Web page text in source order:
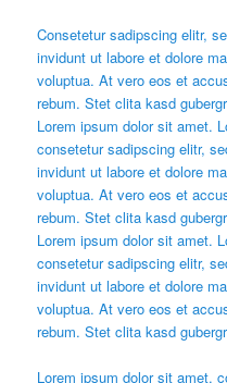
Consetetur sadipscing elitr,
invidunt ut labore et dolore
voluptua. At vero eos et
rebum. Stet clita kasd
Lorem ipsum dolor sit amet.
consetetur sadipscing elitr,
invidunt ut labore et dolore
voluptua. At vero eos et
rebum. Stet clita kasd
Lorem ipsum dolor sit amet.
consetetur sadipscing elitr,
invidunt ut labore et dolore
voluptua. At vero eos et
rebum. Stet clita kasd
Lorem ipsum dolor sit amet,